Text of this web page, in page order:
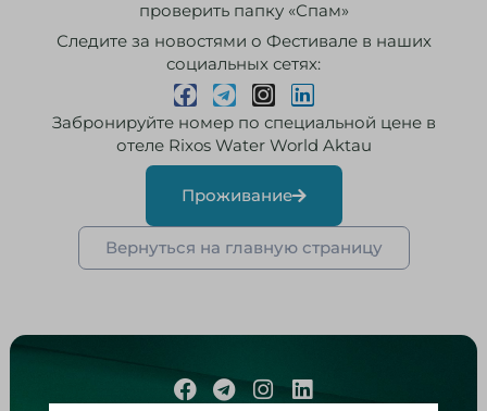
проверить папку «Спам»
Следите за новостями о Фестивале в наших
социальных сетях:
Забронируйте номер по специальной цене в
отеле Rixos Water World Aktau
Проживание
Вернуться на главную страницу